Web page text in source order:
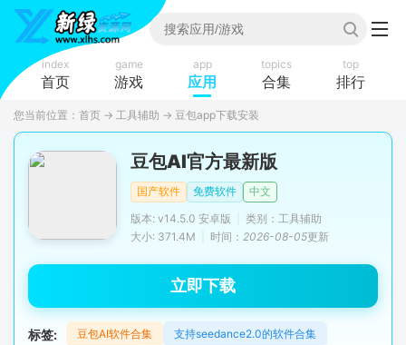
index
首页
game
游戏
app
应用
topics
合集
top
排行
您当前位置： 首页 → 工具辅助 → 豆包app下载安装
豆包AI官方最新版
国产软件 免费软件
中文
版本: v14.5.0 安卓版
类别：工具辅助
大小: 371.4M
时间： 2026-08-05更新
立即下载
标签: 豆包AI软件合集
支持seedance2.0的软件合集